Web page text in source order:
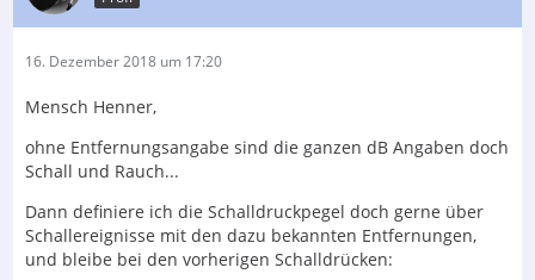
16. Dezember 2018 um 17:20
Mensch Henner,
ohne Entfernungsangabe sind die ganzen dB Angaben doch
Schall und Rauch...
Dann definiere ich die Schalldruckpegel doch gerne über
Schallereignisse mit den dazu bekannten Entfernungen,
und bleibe bei den vorherigen Schalldrücken: